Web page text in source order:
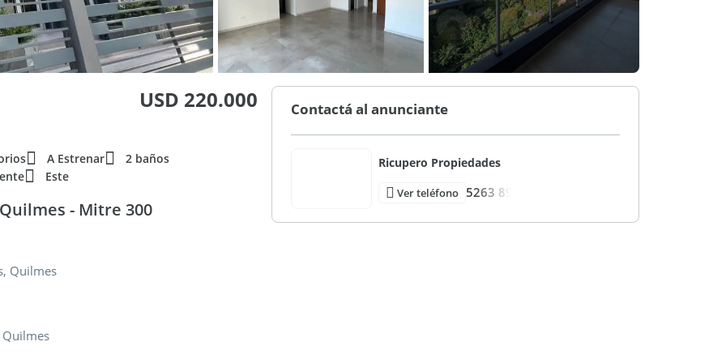
USD 220.000
A Estrenar
2 baños
Este
- Mitre 300
Quilmes
Quilmes
Contactá al anunciante
Ricupero Propiedades
Ver teléfono 5263 89